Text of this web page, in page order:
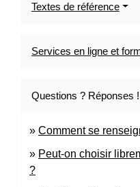
Textes de référence
Services en ligne et
Questions ? Réponses !
Comment se
Peut-on choisir
?